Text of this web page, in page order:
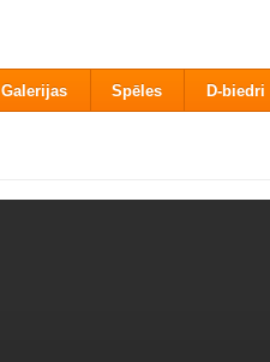
Galerijas Spēles D-biedri